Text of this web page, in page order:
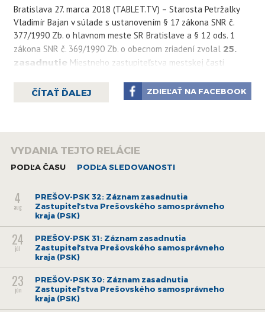
Bratislava 27. marca 2018 (TABLET.TV) – Starosta Petržalky
Vladimír Bajan v súlade s ustanovením § 17 zákona SNR č.
377/1990 Zb. o hlavnom meste SR Bratislave a § 12 ods. 1
zákona SNR č. 369/1990 Zb. o obecnom zriadení zvolal 25.
zasadnutie Miestneho zastupiteľstva mestskej časti
9:00 hod.do kongresovej sály Technopolservices,
Kutlíkova č. 17, Bratislava.
ČÍTAŤ ĎALEJ ZDIEĽAŤ NA FACEBOOK
VYDANIA TEJTO RELÁCIE
PODĽA ČASU PODĽA SLEDOVANOSTI
4
aug
PREŠOV-PSK 32: Záznam zasadnutia
Zastupiteľstva Prešovského samosprávneho
kraja (PSK)
24
júl
PREŠOV-PSK 31: Záznam zasadnutia
Zastupiteľstva Prešovského samosprávneho
kraja (PSK)
23
jún
PREŠOV-PSK 30: Záznam zasadnutia
Zastupiteľstva Prešovského samosprávneho
kraja (PSK)